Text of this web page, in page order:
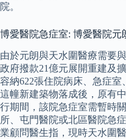
院。
博愛醫院急症室: 博愛醫院元
由於元朗與天水圍醫療需要
政府撥款21億元展開重建及
容納622張住院病床、急症
這幢新建築物落成後，原有
行期間，該院急症室需暫時
所、屯門醫院或北區醫院急
業顧問醫生指，現時天水圍